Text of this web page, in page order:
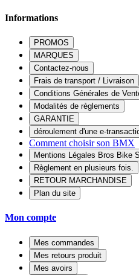
Informations
PROMOS
MARQUES
Contactez-nous
Frais de transport / Livraison
Conditions Générales de
Modalités de règlements
GARANTIE
déroulement d'une e-
Comment choisir son BMX
Mentions Légales Bros Bike
Règlement en plusieurs fois.
RETOUR MARCHANDISE
Plan du site
Mon compte
Mes commandes
Mes retours produit
Mes avoirs